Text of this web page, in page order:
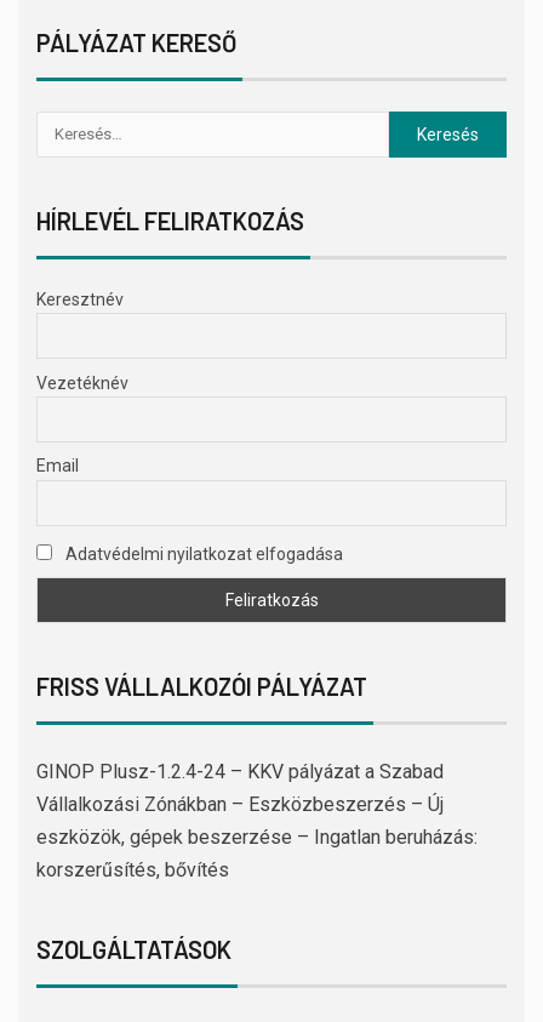
PÁLYÁZAT KERESŐ
HÍRLEVÉL FELIRATKOZÁS
Keresztnév
Vezetéknév
Email
Adatvédelmi nyilatkozat elfogadása
FRISS VÁLLALKOZÓI PÁLYÁZAT
GINOP Plusz-1.2.4-24 – KKV pályázat a Szabad
Vállalkozási Zónákban – Eszközbeszerzés – Új
eszközök, gépek beszerzése – Ingatlan beruházás:
korszerűsítés, bővítés
SZOLGÁLTATÁSOK